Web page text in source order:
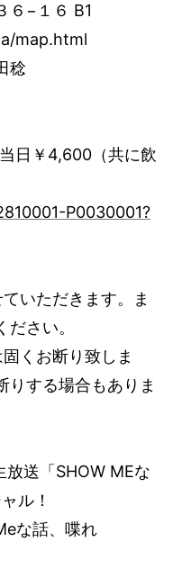
６−１６ B1
map.html
稔
当日￥ 4,600 （共に飲
P0030001?
いただきます。ま
さい。
くお断り致しま
りする場合もありま
送「 SHOW MEな
ル！
な話、喋れ